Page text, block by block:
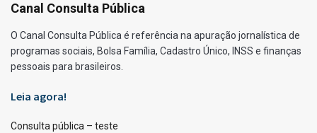
Canal Consulta Pública
O Canal Consulta Pública é referência na apuração jornalística de
programas sociais, Bolsa Família, Cadastro Único, INSS e finanças
pessoais para brasileiros.
Leia agora!
Consulta pública – teste